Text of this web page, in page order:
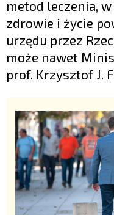
metod leczenia,
zdrowie i życie
urzędu przez
może nawet
prof. Krzysztof J.